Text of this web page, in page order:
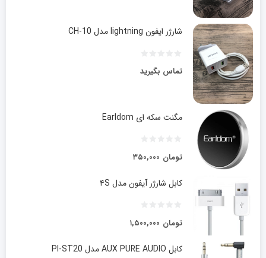
شارژر ایفون lightning مدل CH-10
تماس بگیرید
مگنت سکه ای Earldom
۳۵۰,۰۰۰ تومان
کابل شارژر آیفون مدل ۴S
۱,۵۰۰,۰۰۰ تومان
کابل AUX PURE AUDIO مدل PI-ST20